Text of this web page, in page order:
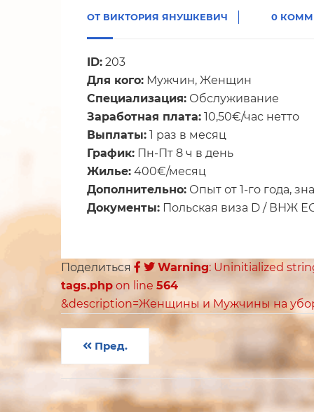
ОТ ВИКТОРИЯ ЯНУШКЕВИЧ 0
ID: 203
Для кого: Мужчин, Женщин
Специализация: Обслуживание
Заработная плата: 10,50€/час нетто
Выплаты: 1 раз в месяц
График: Пн-Пт 8 ч в день
Жилье: 400€/месяц
Дополнительно: Опыт от 1-го года,
Документы: Польская виза D / ВНЖ
Поделиться Warning: Uninitialized
tags.php on line 564
&description=Женщины и Мужчины на
Пред.